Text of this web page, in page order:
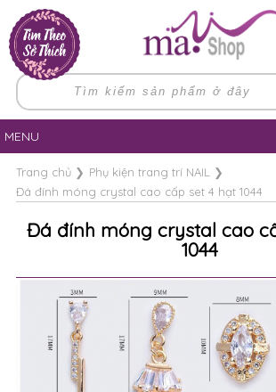
MENU
Trang chủ❯ Phụ kiện trang trí NAIL
❯
Đá đính móng crystal cao cấp set 4 hạt 1044
Đá đính móng crystal cao
1044